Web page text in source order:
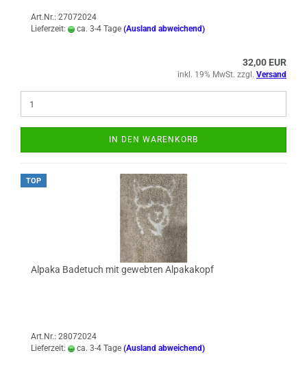
Art.Nr.: 27072024
Lieferzeit:
ca. 3-4 Tage (Ausland abweichend)
32,00 EUR
inkl. 19% MwSt. zzgl. Versand
IN DEN WARENKORB
TOP
Alpaka Badetuch mit gewebten Alpakakopf
Art.Nr.: 28072024
Lieferzeit:
ca. 3-4 Tage (Ausland abweichend)